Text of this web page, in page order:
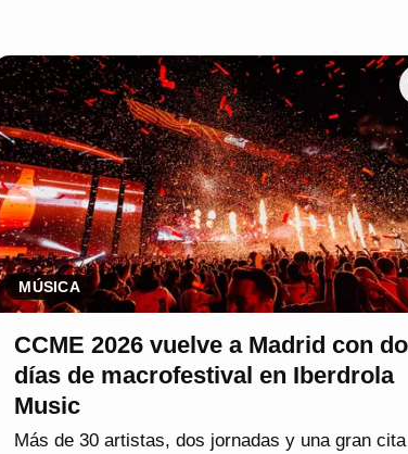
MÚSICA
CCME 2026 vuelve a Madrid con
días de macrofestival en Iberdrola
Music
Más de 30 artistas, dos jornadas y una gran cita